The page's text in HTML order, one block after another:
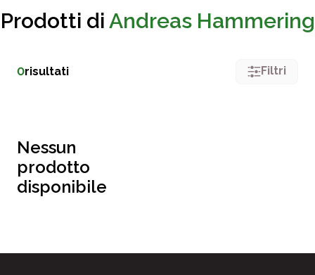
Prodotti di Andreas Hammering
0risultati Filtri
Nessun
prodotto
disponibile